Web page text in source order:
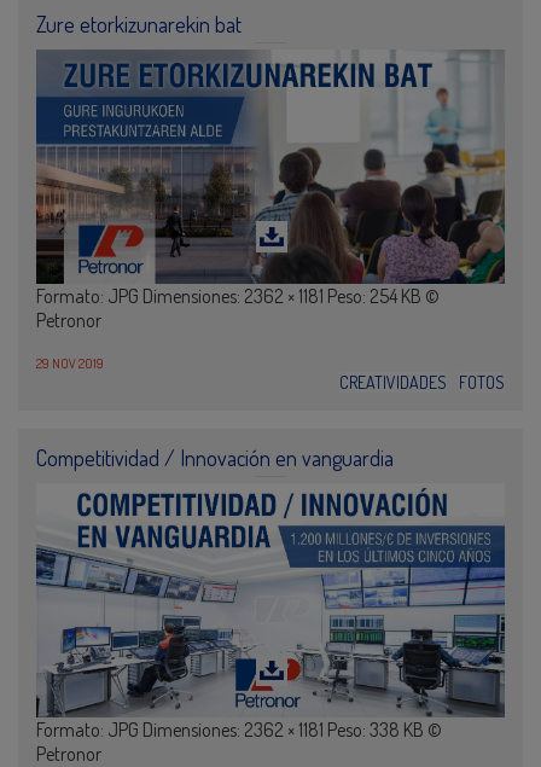
Zure etorkizunarekin bat
Formato: JPG Dimensiones: 2362 × 1181 Peso: 254 KB ©
Petronor
29 NOV 2019
CREATIVIDADES FOTOS
Competitividad / Innovación en vanguardia
Formato: JPG Dimensiones: 2362 × 1181 Peso: 338 KB ©
Petronor